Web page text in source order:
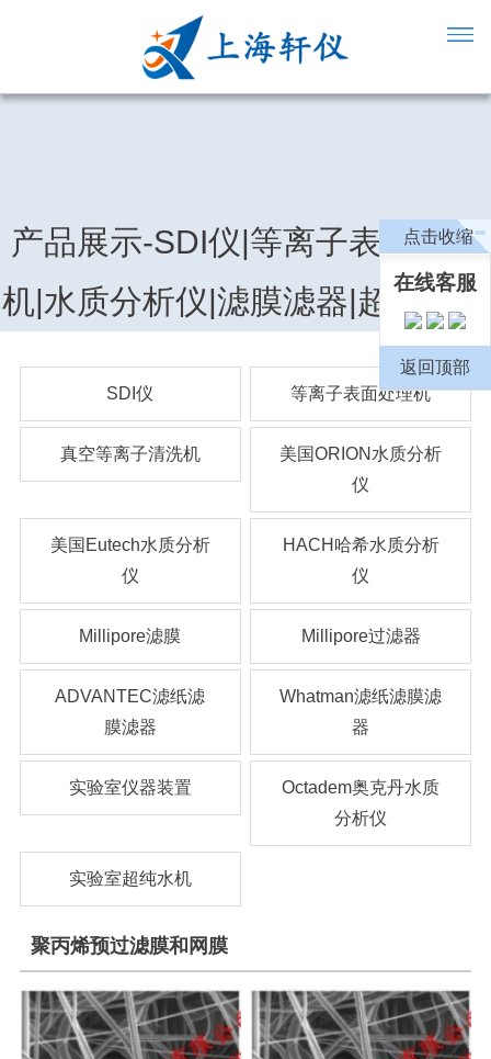
产品展示-SDI仪|等离子表面处理
机|水质分析仪|滤膜滤器|超纯水机
SDI仪 等离子表面处理机
真空等离子清洗机
美国ORION水质分析
仪
美国Eutech水质分析
仪
HACH哈希水质分析
仪
Millipore滤膜 Millipore过滤器
ADVANTEC滤纸滤
膜滤器
Whatman滤纸滤膜滤
器
实验室仪器装置
Octadem奥克丹水质
分析仪
实验室超纯水机
聚丙烯预过滤膜和网膜
点击收缩
在线客服
返回顶部